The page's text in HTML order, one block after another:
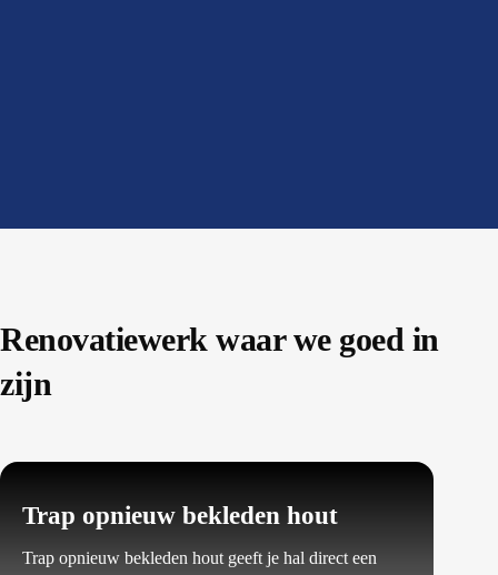
Renovatiewerk waar we goed in
zijn
Trap opnieuw bekleden hout
Trap opnieuw bekleden hout geeft je hal direct een